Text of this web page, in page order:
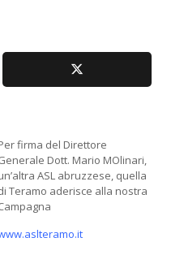
firma del Direttore
Dott. Mario MOlinari,
ASL abruzzese, quella
Teramo aderisce alla nostra